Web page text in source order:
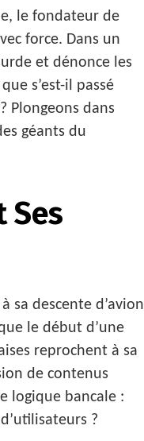
le fondateur de
force. Dans un
et dénonce les
s’est-il passé
Plongeons dans
géants du
Ses
sa descente d’avion
le début d’une
reprochent à sa
de contenus
logique bancale :
?